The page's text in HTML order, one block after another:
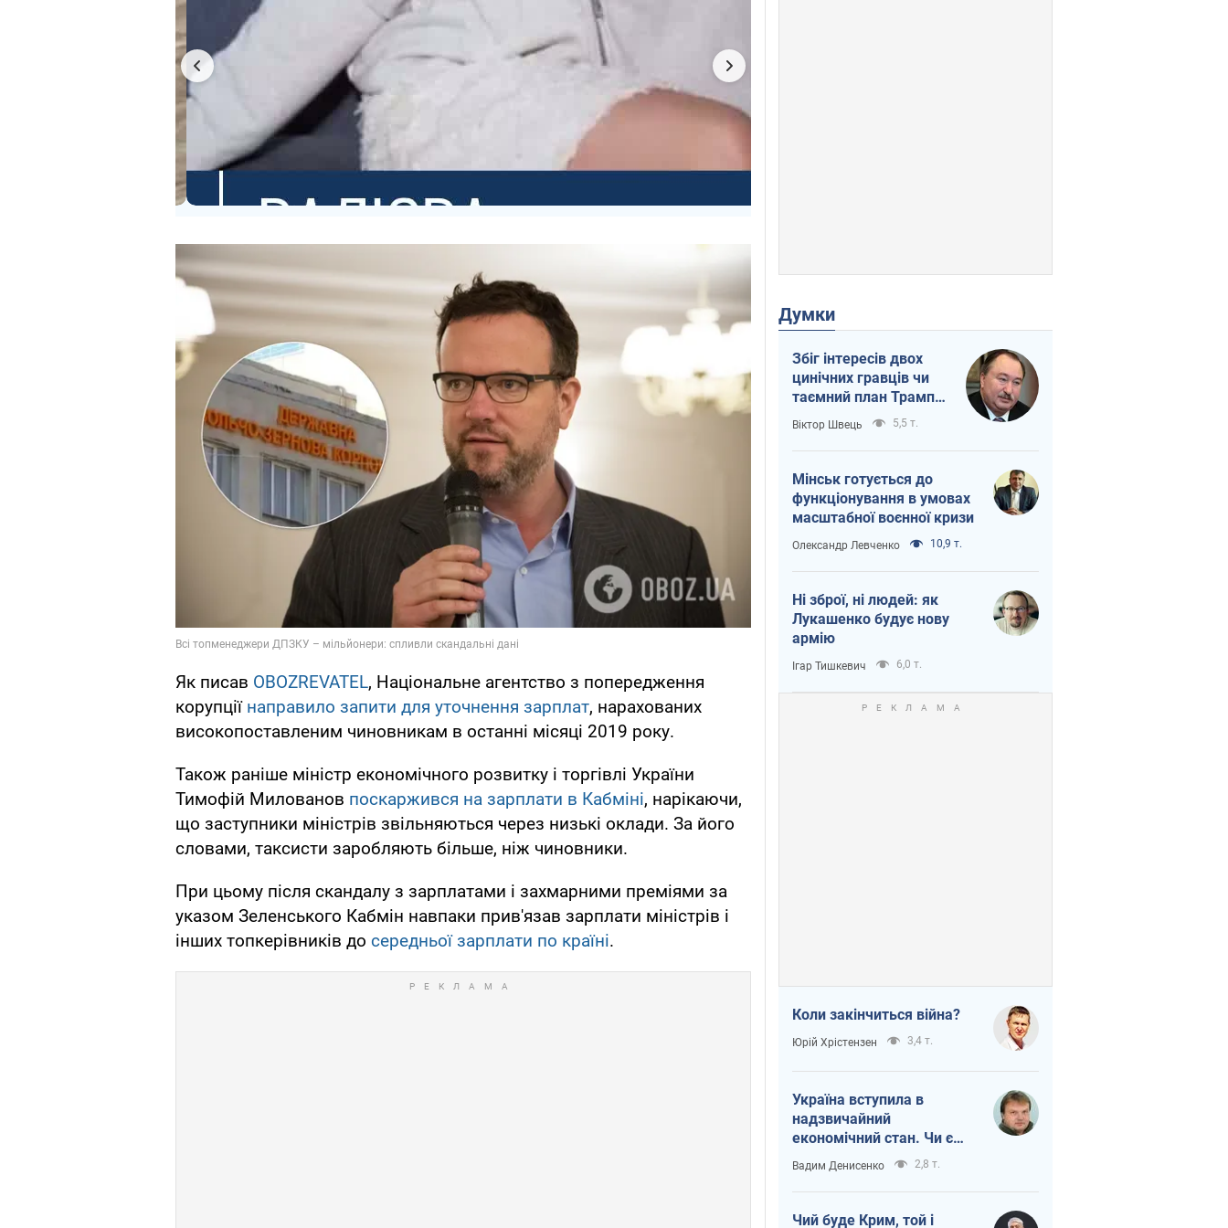
Як писав OBOZREVATEL, Національне агентство з попередження
корупції направило запити для уточнення зарплат, нарахованих
високопоставленим чиновникам в останні місяці 2019 року.
Також раніше міністр економічного розвитку і торгівлі України
Тимофій Милованов поскаржився на зарплати в Кабміні, нарікаючи,
що заступники міністрів звільняються через низькі оклади. За його
словами, таксисти заробляють більше, ніж чиновники.
При цьому після скандалу з зарплатами і захмарними преміями за
указом Зеленського Кабмін навпаки прив'язав зарплати міністрів і
інших топкерівників до середньої зарплати по країні.
Думки
Збіг інтересів двох
цинічних гравців чи
таємний план Трампа
і Путіна?
Віктор Швець 5,5 т.
Мінськ готується до
функціонування в умовах
масштабної воєнної кризи
Олександр Левченко 10,9 т.
Ні зброї, ні людей: як
Лукашенко будує нову
армію
Ігар Тишкевич 6,0 т.
Коли закінчиться війна?
Юрій Хрістензен 3,4 т.
Україна вступила в
надзвичайний
економічний стан. Чи є
світло вкінці тунелю?
Вадим Денисенко 2,8 т.
Чий буде Крим, той і